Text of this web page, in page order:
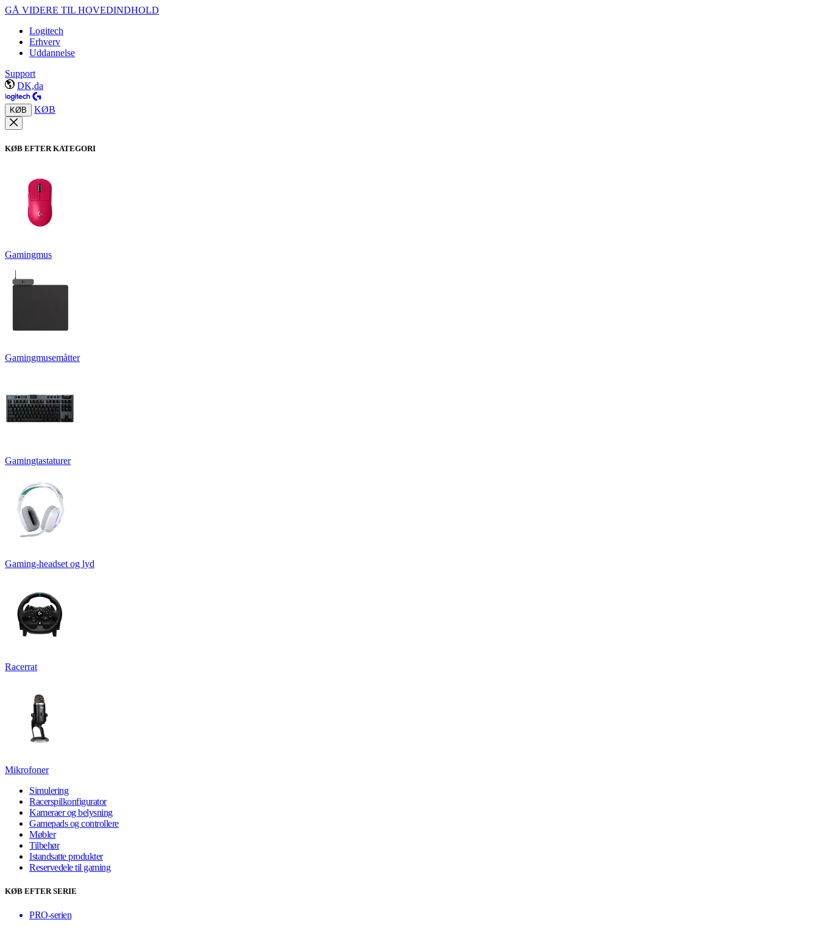
GÅ VIDERE TIL HOVEDINDHOLD
Logitech
Erhverv
Uddannelse
Support
DK,da
KØB KØB
KØB EFTER KATEGORI
Gamingmus
Gamingmusemåtter
Gamingtastaturer
Gaming-headset og lyd
Racerrat
Mikrofoner
Simulering
Racerspilkonfigurator
Kameraer og belysning
Gamepads og controllere
Møbler
Tilbehør
Istandsatte produkter
Reservedele til gaming
KØB EFTER SERIE
PRO-serien